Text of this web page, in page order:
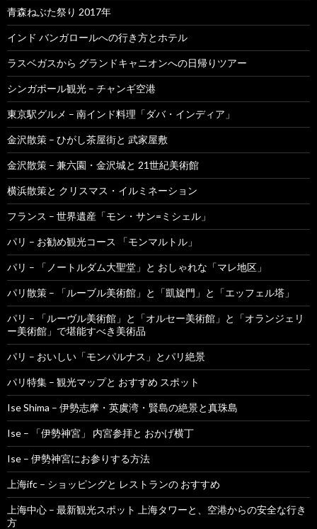
青森ねぶた祭り 2017年
インド バンガロールへの行き方とホテル
ラスベガスから グランドキャニオンへの日帰りツアー
シンガポール観光 – チャンギ空港
東京駅グルメ – 南インド料理「ダバ・インディア」
金沢散策 – ひがし茶屋街と 武家屋敷
金沢散策 – 兼六園・金沢城と 21世紀美術館
横浜散策と クリスマス・イルミネーション
フランス – 世界遺産「モン・サン=ミシェル」
パリ – お勧め観光コース 「モンマルトル」
パリ – 「ノートルダム大聖堂」と おしゃれな「マレ地区」
パリ散策 – 「ルーブル美術館」と「凱旋門」と「エッフェル塔」
パリ – 「ルーヴル美術館」と「オルセー美術館」と「オランジェリ
ー美術館」で堪能すべき美術品
パリ – おいしい「モンパルナス」とパリ絶景
パリ特集 – 観光マップと おすすめ スポット
Ise Shima – 伊勢志摩・英虞湾・賢島の絶景と真珠島
Ise – 「伊勢神宮」 内宮参拝と おかげ横丁
Ise – 伊勢神宮にお参りする方法
上海ifc – ショッピングと レストランの おすすめ
上海中心 – 最新観光スポット 上海タワーと、空港からの安全な行き
方